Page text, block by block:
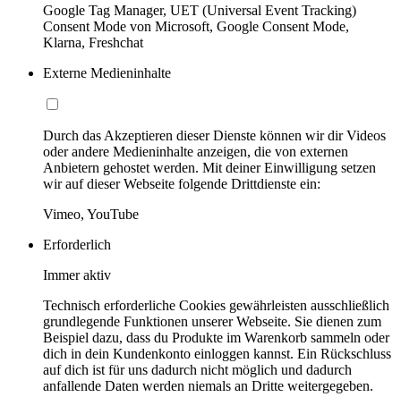
Google Tag Manager, UET (Universal Event Tracking)
Consent Mode von Microsoft, Google Consent Mode,
Klarna, Freshchat
Externe Medieninhalte
Durch das Akzeptieren dieser Dienste können wir dir Videos
oder andere Medieninhalte anzeigen, die von externen
Anbietern gehostet werden. Mit deiner Einwilligung setzen
wir auf dieser Webseite folgende Drittdienste ein:
Vimeo, YouTube
Erforderlich
Immer aktiv
Technisch erforderliche Cookies gewährleisten ausschließlich
grundlegende Funktionen unserer Webseite. Sie dienen zum
Beispiel dazu, dass du Produkte im Warenkorb sammeln oder
dich in dein Kundenkonto einloggen kannst. Ein Rückschluss
auf dich ist für uns dadurch nicht möglich und dadurch
anfallende Daten werden niemals an Dritte weitergegeben.